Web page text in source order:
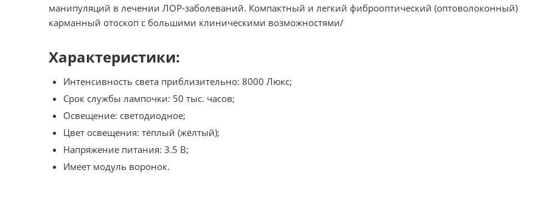
манипуляций в лечении ЛОР-заболеваний. Компактный и легкий фиброоптический (оптоволоконный)
карманный отоскоп с большими клиническими возможностями/
Характеристики:
Интенсивность света приблизительно: 8000 Люкс;
Срок службы лампочки: 50 тыс. часов;
Освещение: светодиодное;
Цвет освещения: тёплый (жёлтый);
Напряжение питания: 3.5 В;
Имеет модуль воронок.